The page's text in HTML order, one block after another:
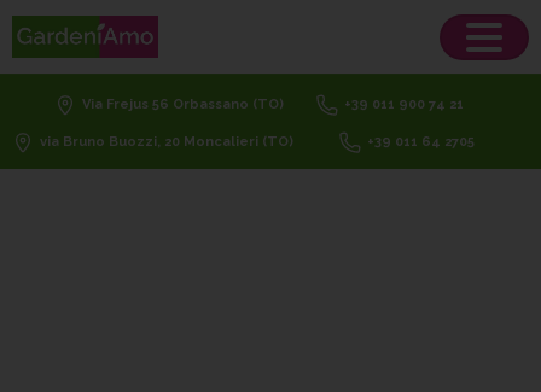
Via Frejus 56 Orbassano (TO) +39 011 900 74 21
via Bruno Buozzi, 20 Moncalieri (TO) +39 011 64 2705